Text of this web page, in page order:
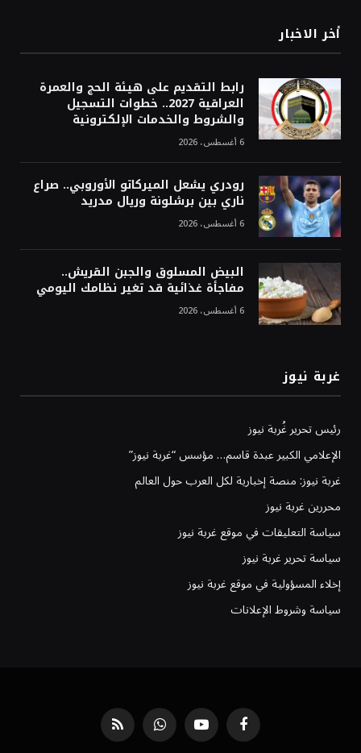
أخر الاخبار
رابط التقديم على هيئة الحج والعمرة
العراقية 2027.. خطوات التسجيل
والشروط والخدمات الإلكترونية
6 أغسطس، 2026
رودري يشعل الميركاتو الأوروبي.. صراع
ناري بين برشلونة وريال مدريد
6 أغسطس، 2026
البيض المسلوق والجبن القريش..
مفاجأة غذائية قد تغير نظامك اليومي
6 أغسطس، 2026
غربة نيوز
رئيس تحرير غُربة نيوز
الإعلامي الكبير عبدة قاسم… مؤسس “غربة نيوز”
غربة نيوز: منصة إخبارية لكل العرب حول العالم
محررين غربة نيوز
سياسة التعليقات في موقع غربة نيوز
سياسة تحرير غربة نيوز
إخلاء المسؤولية في موقع غربة نيوز
سياسة وشروط الإعلانات
فيسبوك يوتيوب واتساب RSS